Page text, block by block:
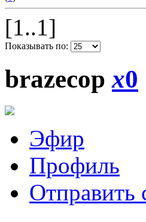
[1..1]
Показывать по:
brazecopx0
Эфир
Профиль
Отправить